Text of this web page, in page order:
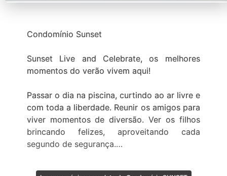
Condomínio Sunset
Sunset Live and Celebrate, os melhores
momentos do verão vivem aqui!
Passar o dia na piscina, curtindo ao ar livre e
com toda a liberdade. Reunir os amigos para
viver momentos de diversão. Ver os filhos
brincando felizes, aproveitando cada
segundo de segurança.
Existe um lugar onde as férias serão assim.